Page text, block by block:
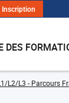
Inscription
DES
L2/L3 - Parcours